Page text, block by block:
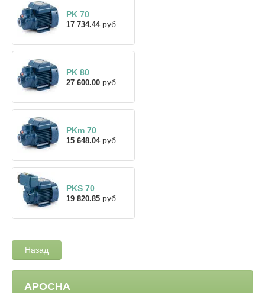
PK 70
17 734.44 руб.
PK 80
27 600.00 руб.
PKm 70
15 648.04 руб.
PKS 70
19 820.85 руб.
Назад
АРОСНА